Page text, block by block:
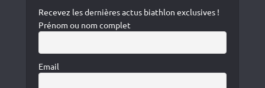
Recevez les dernières actus biathlon exclusives !
Prénom ou nom complet
Email